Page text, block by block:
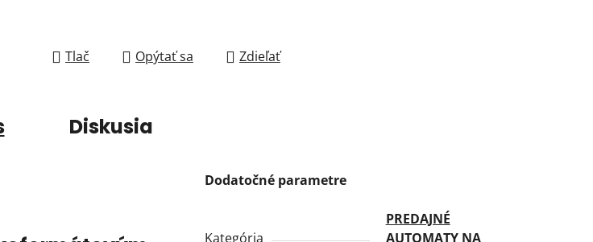
Tlač Opýtať sa Zdieľať
Diskusia
Dodatočné parametre
Kategória
PREDAJNÉ
AUTOMATY NA